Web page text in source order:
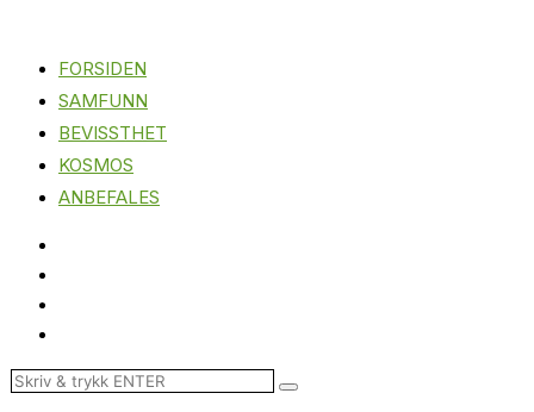
FORSIDEN
SAMFUNN
BEVISSTHET
KOSMOS
ANBEFALES